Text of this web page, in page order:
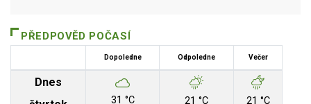
PŘEDPOVĚD POČASÍ
Dopoledne Odpoledne Večer
Dnes
31 °C 21 °C 21 °C